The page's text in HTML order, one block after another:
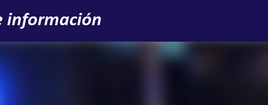
Ir al contenido principal
información